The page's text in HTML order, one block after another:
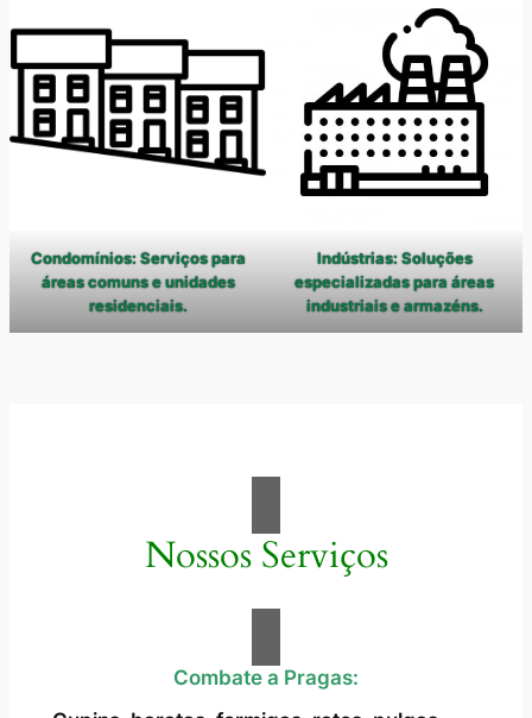
Condomínios: Serviços para
áreas comuns e unidades
residenciais.
Indústrias: Soluções
especializadas para áreas
industriais e armazéns.
Nossos Serviços
Combate a Pragas: